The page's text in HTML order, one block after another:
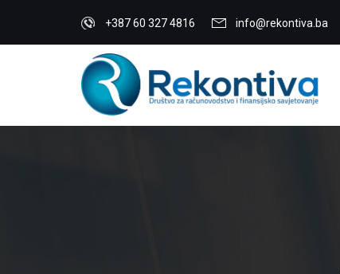
+387 60 327 4816 info@rekontiva.ba